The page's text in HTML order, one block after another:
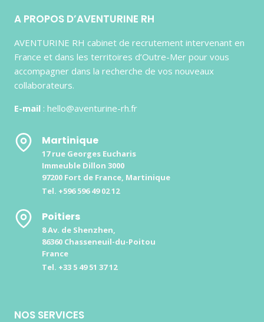
A PROPOS D’AVENTURINE RH
AVENTURINE RH cabinet de recrutement intervenant en
France et dans les territoires d’Outre-Mer pour vous
accompagner dans la recherche de vos nouveaux
collaborateurs.
E-mail : hello@aventurine-rh.fr
Martinique
17 rue Georges Eucharis
Immeuble Dillon 3000
97200 Fort de France, Martinique
Tel. +596 596 49 02 12
Poitiers
8 Av. de Shenzhen,
86360 Chasseneuil-du-Poitou
France
Tel. +33 5 49 51 37 12
NOS SERVICES